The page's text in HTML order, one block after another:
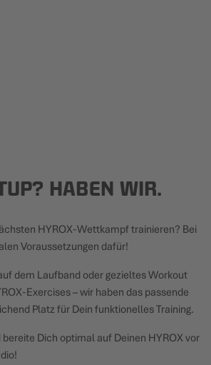
HABEN WIR.
HYROX-Wettkampf trainieren? Bei
Voraussetzungen dafür!
dem Laufband oder gezieltes Workout
Exercises – wir haben das passende
Platz für Dein funktionelles Training.
Dich optimal auf Deinen HYROX vor